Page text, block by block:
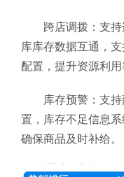
跨店调拨：支
库库存数据互通，
配置，提升资源利用
库存预警：支
置，库存不足信息
确保商品及时补给。